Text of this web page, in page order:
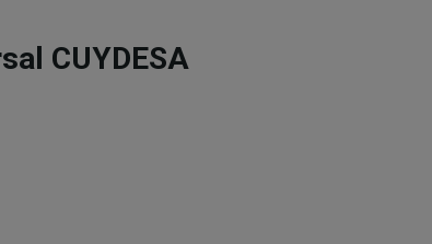
CUYDESA